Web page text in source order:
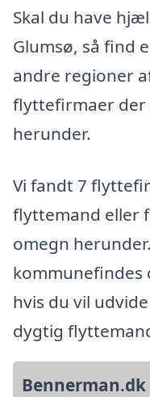
Skal du have
Glumsø, så find
andre regioner
flyttefirmaer der
herunder.
Vi fandt 7
flyttemand eller
omegn
hvis du vil
dygtig
Bennerman.dk